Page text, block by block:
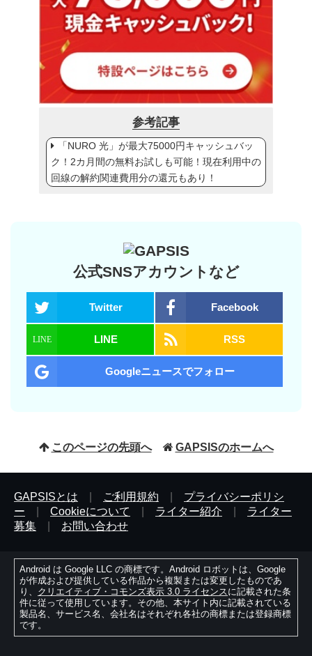
参考記事
「NURO 光」が最大75000円キャッシュバッ
ク！2カ月間の無料お試しも可能！現在利用中の
回線の解約関連費用分の還元もあり！
公式SNSアカウントなど
Twitter Facebook
LINE RSS
Googleニュースでフォロー
このページの先頭へ GAPSISのホームへ
GAPSISとは ご利用規約
プライバシーポリシ
ー
Cookieについて ライター紹介
ライター
募集
お問い合わせ
Android は Google LLC の商標です。Android ロボットは、Google
が作成および提供している作品から複製または変更したものであ
り、 クリエイティブ・コモンズ表示 3.0 ライセンスに記載された条
件に従って使用しています。その他、本サイト内に記載されている
製品名、サービス名、会社名はそれぞれ各社の商標または登録商標
です。